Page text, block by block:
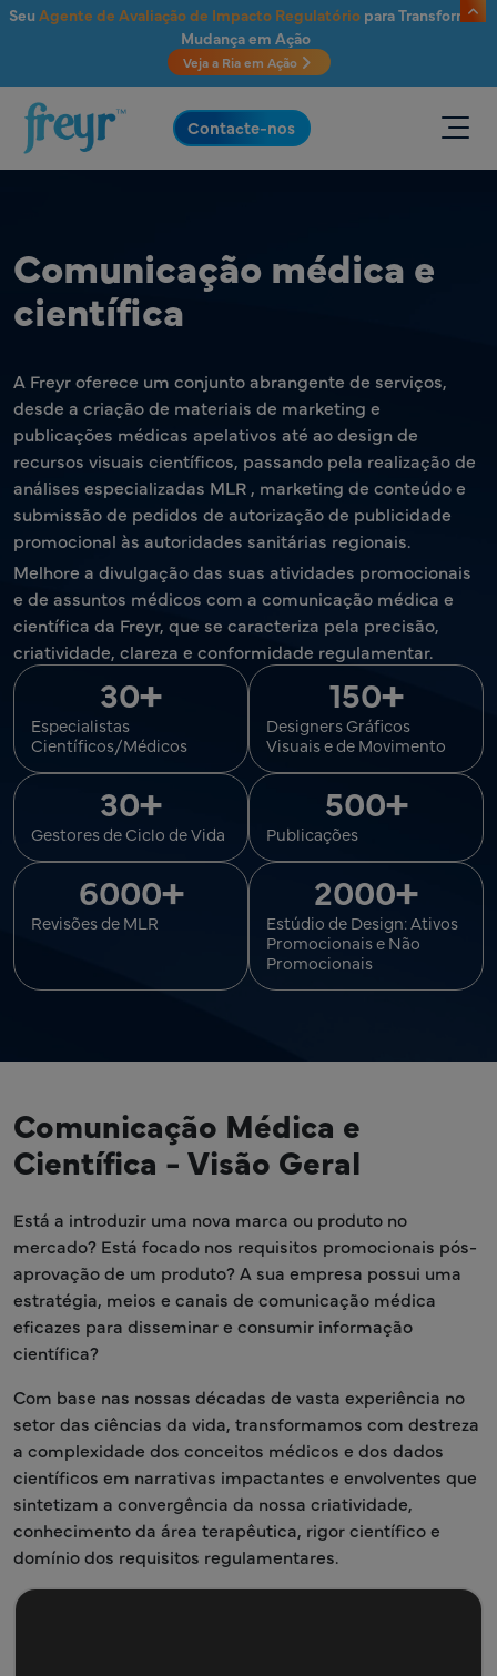
Saltar para o conteúdo principal
Seu Agente de Avaliação de Impacto Regulatóriopara Transformar
Mudança em Ação
Veja a Ria em Ação
.
Contacte-nos
Comunicação médica e
científica
A Freyr oferece um conjunto abrangente de serviços,
desde a criação de materiais de marketing e
publicações médicas apelativos até ao design de
recursos visuais científicos, passando pela realização de
análises especializadas MLR , marketing de conteúdo e
submissão de pedidos de autorização de publicidade
promocional às autoridades sanitárias regionais.
Melhore a divulgação das suas atividades promocionais
e de assuntos médicos com a comunicação médica e
científica da Freyr, que se caracteriza pela precisão,
criatividade, clareza e conformidade regulamentar.
30+
Especialistas
Científicos/Médicos
150+
Designers Gráficos
Visuais e de Movimento
30+
Gestores de Ciclo de Vida
500+
Publicações
6000+
Revisões de MLR
2000+
Estúdio de Design: Ativos
Promocionais e Não
Promocionais
Comunicação Médica e
Científica - Visão Geral
Está a introduzir uma nova marca ou produto no
mercado? Está focado nos requisitos promocionais pós-
aprovação de um produto? A sua empresa possui uma
estratégia, meios e canais de comunicação médica
eficazes para disseminar e consumir informação
científica?
Com base nas nossas décadas de vasta experiência no
setor das ciências da vida, transformamos com destreza
a complexidade dos conceitos médicos e dos dados
científicos em narrativas impactantes e envolventes que
sintetizam a convergência da nossa criatividade,
conhecimento da área terapêutica, rigor científico e
domínio dos requisitos regulamentares.